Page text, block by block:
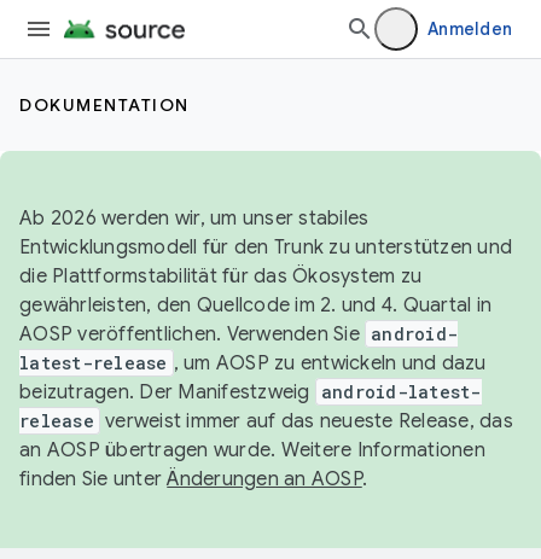
Anmelden
DOKUMENTATION
Ab 2026 werden wir, um unser stabiles
Entwicklungsmodell für den Trunk zu unterstützen und
die Plattformstabilität für das Ökosystem zu
gewährleisten, den Quellcode im 2. und 4. Quartal in
AOSP veröffentlichen. Verwenden Sie android-
latest-release , um AOSP zu entwickeln und dazu
beizutragen. Der Manifestzweig
android-latest-
release verweist immer auf das neueste Release, das
an AOSP übertragen wurde. Weitere Informationen
finden Sie unterÄnderungen an AOSP.